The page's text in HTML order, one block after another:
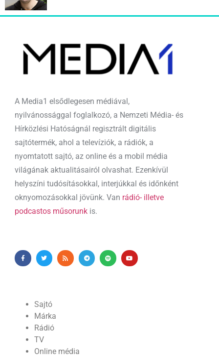
A Media1 elsődlegesen médiával,
nyilvánossággal foglalkozó, a Nemzeti Média- és
Hírközlési Hatóságnál regisztrált digitális
sajtótermék, ahol a televíziók, a rádiók, a
nyomtatott sajtó, az online és a mobil média
világának aktualitásairól olvashat. Ezenkívül
helyszíni tudósításokkal, interjúkkal és időnként
oknyomozásokkal jövünk. Van rádió- illetve
podcastos műsorunk is.
Sajtó
Márka
Rádió
TV
Online média